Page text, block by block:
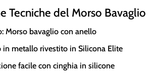
Tecniche del Morso Bavaglio
Morso bavaglio con anello
in metallo rivestito in Silicona Elite
facile con cinghia in silicone